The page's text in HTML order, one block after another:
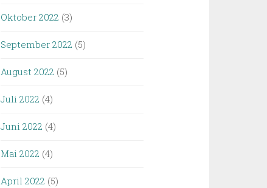
Oktober 2022 (3)
September 2022 (5)
August 2022 (5)
Juli 2022 (4)
Juni 2022 (4)
Mai 2022 (4)
April 2022 (5)